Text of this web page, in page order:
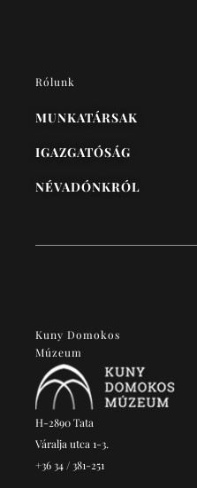
Rólunk
MUNKATÁRSAK
IGAZGATÓSÁG
NÉVADÓNKRÓL
Kuny Domokos
Múzeum
H-2890 Tata
Váralja utca 1-3.
+36 34 / 381-251